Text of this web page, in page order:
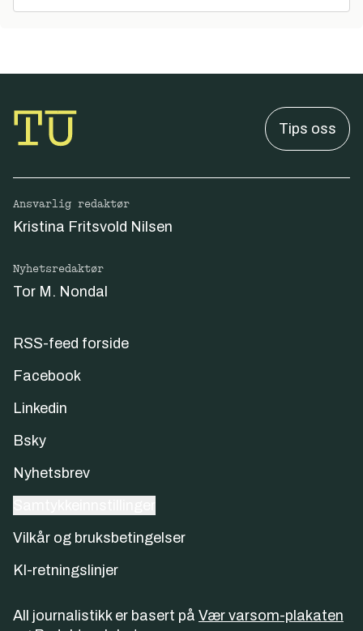
Tips oss
Ansvarlig redaktør
Kristina Fritsvold Nilsen
Nyhetsredaktør
Tor M. Nondal
RSS-feed forside
Facebook
Linkedin
Bsky
Nyhetsbrev
Vilkår og bruksbetingelser
KI-retningslinjer
All journalistikk er basert på Vær varsom-plakaten